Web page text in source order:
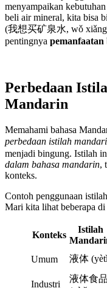
menyampaikan
beli air mineral, kita bisa
(我想买矿泉水, wǒ xiǎng
pentingnya pemanfaatan
Perbedaan
Mandarin
Memahami bahasa
perbedaan istilah
menjadi bingung. Istilah
dalam bahasa mandarin,
konteks.
Contoh penggunaan
Mari kita lihat beberapa
Konteks
Istilah
Umum 液体
Industri
液体食品